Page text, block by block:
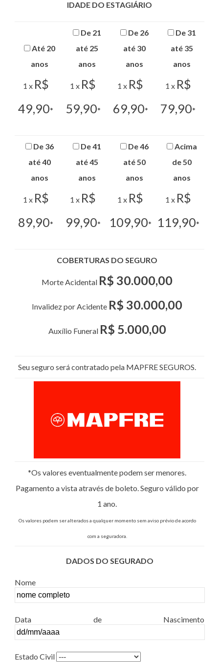
IDADE DO ESTAGIÁRIO
Até 20
anos
1 x R$
49,90*
De 21
até 25
anos
1 x R$
59,90*
De 26
até 30
anos
1 x R$
69,90*
De 31
até 35
anos
1 x R$
79,90*
De 36
até 40
anos
1 x R$
89,90*
De 41
até 45
anos
1 x R$
99,90*
De 46
até 50
anos
1 x R$
109,90*
Acima
de 50
anos
1 x R$
119,90*
COBERTURAS DO SEGURO
Morte Acidental R$ 30.000,00
Invalidez por Acidente R$ 30.000,00
Auxílio Funeral R$ 5.000,00
Seu seguro será contratado pela MAPFRE SEGUROS.
*Os valores eventualmente podem ser menores.
Pagamento a vista através de boleto. Seguro válido por
1 ano.
Os valores podem ser alterados a qualquer momento sem aviso prévio de acordo
com a seguradora.
DADOS DO SEGURADO
Nome
Data de Nascimento
Estado Civil